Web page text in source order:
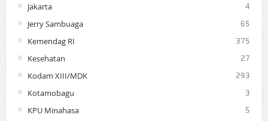
Jakarta 4
Jerry Sambuaga 65
Kemendag RI 375
Kesehatan 27
Kodam XIII/MDK 293
Kotamobagu 3
KPU Minahasa 5